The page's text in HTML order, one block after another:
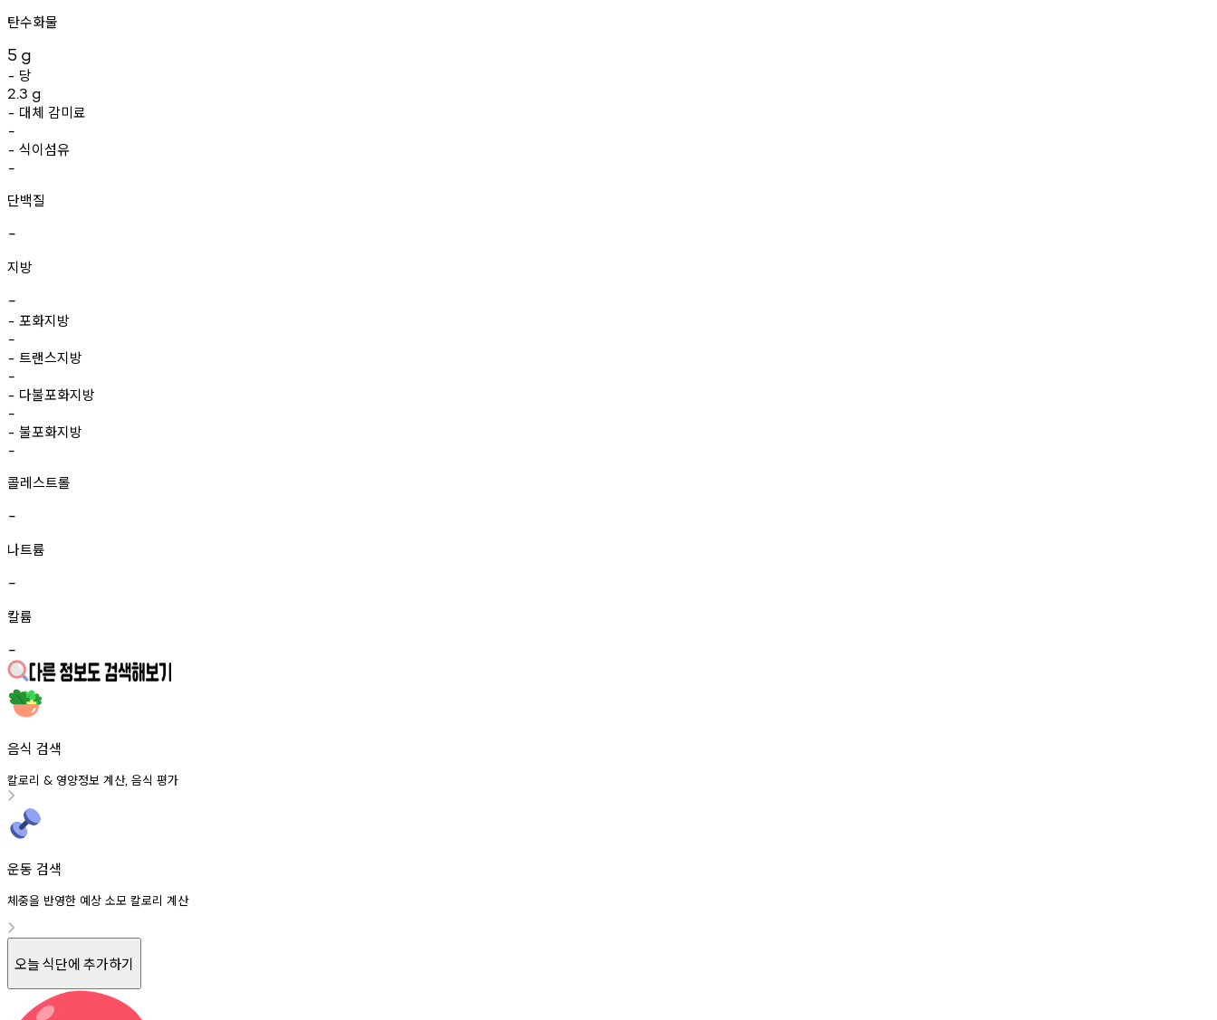
탄수화물
5 g
- 당
2.3 g
- 대체 감미료
-
- 식이섬유
-
단백질
-
지방
-
- 포화지방
-
- 트랜스지방
-
- 다불포화지방
-
- 불포화지방
-
콜레스트롤
-
나트륨
-
칼륨
-
음식 검색
칼로리 & 영양정보 계산, 음식 평가
운동 검색
체중을 반영한 예상 소모 칼로리 계산
오늘 식단에 추가하기